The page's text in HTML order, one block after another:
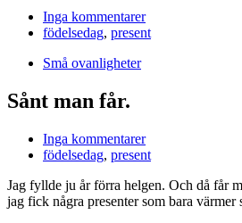
Inga kommentarer
födelsedag, present
Små ovanligheter
Sånt man får.
Inga kommentarer
födelsedag, present
Jag fyllde ju år förra helgen. Och då får
jag fick några presenter som bara värmer